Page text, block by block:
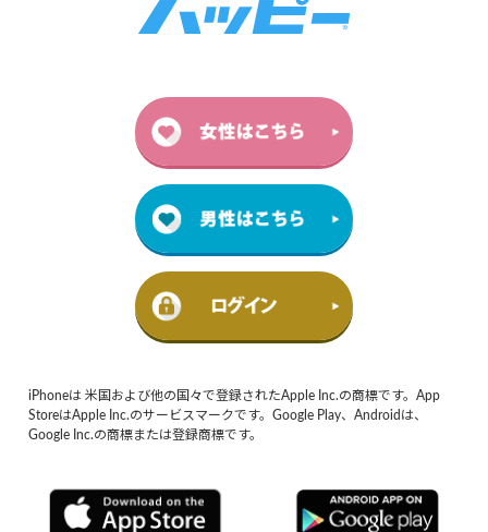
iPhoneは 米国および他の国々で登録されたApple Inc.の商標です。App
StoreはApple Inc.のサービスマークです。Google Play、Androidは、
Google Inc.の商標または登録商標です。